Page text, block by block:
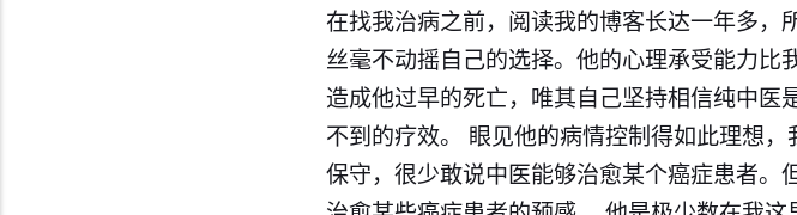
在找我治病之前，阅读我的博客长达一年多，
丝毫不动摇自己的选择。他的心理承受能力比
造成他过早的死亡，唯其自己坚持相信纯中医
不到的疗效。 眼见他的病情控制得如此理想
保守，很少敢说中医能够治愈某个癌症患者。